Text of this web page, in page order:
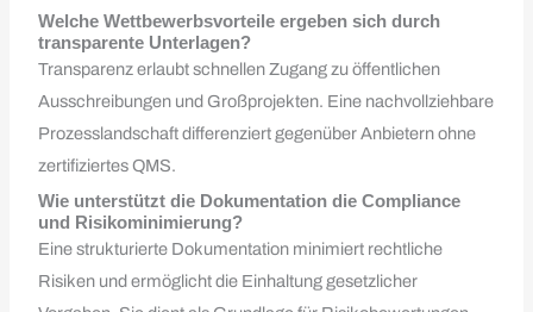
Welche Wettbewerbsvorteile ergeben sich durch
transparente Unterlagen?
Transparenz erlaubt schnellen Zugang zu öffentlichen
Ausschreibungen und Großprojekten. Eine nachvollziehbare
Prozesslandschaft differenziert gegenüber Anbietern ohne
zertifiziertes QMS.
Wie unterstützt die Dokumentation die Compliance
und Risikominimierung?
Eine strukturierte Dokumentation minimiert rechtliche
Risiken und ermöglicht die Einhaltung gesetzlicher